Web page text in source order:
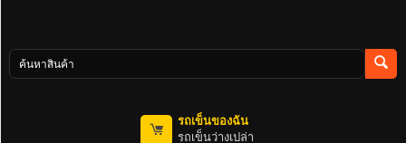
รถเข็นของฉัน
รถเข็นว่างเปล่า